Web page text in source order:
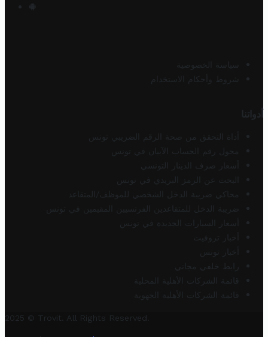
سياسة الخصوصية
شروط وأحكام الاستخدام
أدواتنا
أداة التحقق من صحة الرقم الضريبي تونس
محول رقم الحساب الآيبان في تونس
أسعار صرف الدينار التونسي
البحث عن الرمز البريدي في تونس
محاكي ضريبة الدخل الشخصي للموظف/المتقاعد
ضريبة الدخل للمتقاعدين الفرنسيين المقيمين في تونس
أسعار السيارات الجديدة في تونس
أخبار تروفيت
أخبار تونس
رابط خلفي مجاني
قائمة الشركات الأهلية المحلية
قائمة الشركات الأهلية الجهوية
2025 © Trovit. All Rights Reserved.